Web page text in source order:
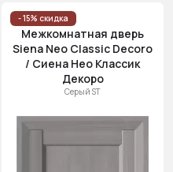
- 15% скидка
Межкомнатная дверь
Siena Neo Classic Decoro
/ Сиена Нео Классик
Декоро
Серый ST